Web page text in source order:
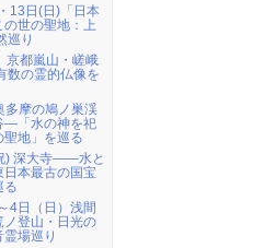
13日(日)「日本
世の聖地：上
巡り
京都嵐山・嵯峨
数の霊的仏像を
多摩の鳩ノ巣渓
―「水の神を祀
聖地」を巡る
) 深大寺――水と
本最古の国宝
る
4日（日）浅間
ノ登山・日光の
場巡り